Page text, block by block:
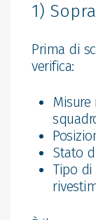
1)
Prima di
verifica:
Misure
Stato
Tipo di